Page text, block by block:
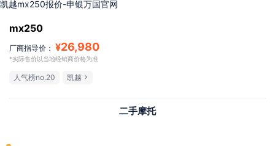
凯越mx250报价-申银万国官网
mx250
厂商指导价： ¥26,980
*实际售价以当地经销商价格为准
人气榜no.20 凯越
二手摩托